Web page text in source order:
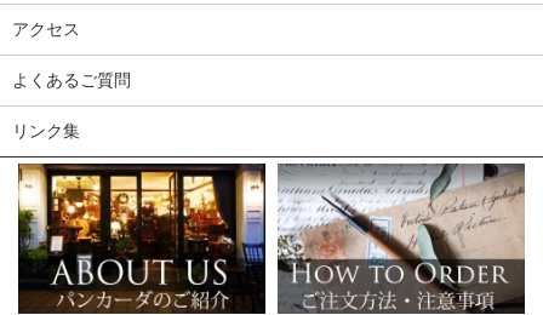
アクセス
よくあるご質問
リンク集